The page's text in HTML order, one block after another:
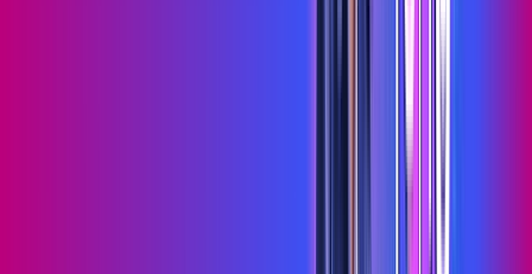
Wi-fi de alta performance para curtir e compartilhar à vontade